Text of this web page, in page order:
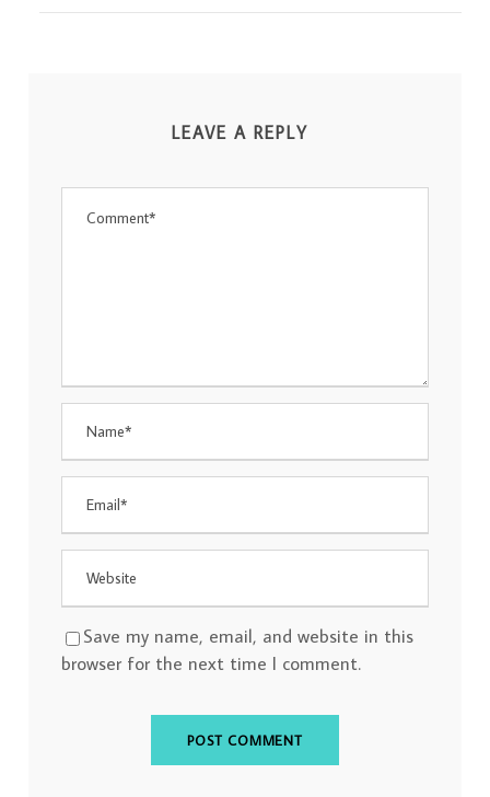
LEAVE A REPLY
Save my name, email, and website in this
browser for the next time I comment.